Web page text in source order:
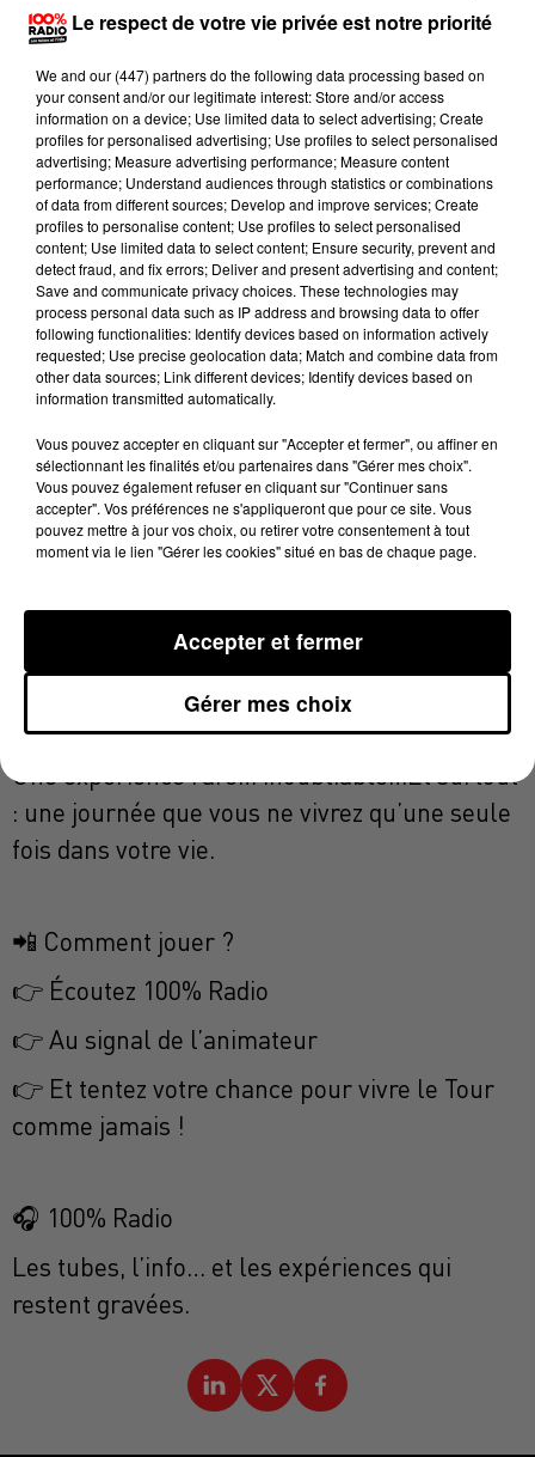
📍 Sur l’étape Carcassonne → Foix
📅 Le mardi 7 juillet
🐔 Montez à bord d’un char cocotte LE
GAULOIS
Une expérience fun, festive et totalement
immersive…
🎉 Ambiance garantie tout au long du
parcours
🙌 Public en folie
🔥 Sensations uniques garanties
⭐ Accès VIP à l’arrivée
Et ce n’est pas tout…
Vivez l’arrivée des coureurs comme un
privilégié, avec un accès VIP pour assister à
l’un des moments les plus intenses du Tour.
💛 Une journée exceptionnelle
Une expérience rare… inoubliable…Et surtout
: une journée que vous ne vivrez qu’une seule
fois dans votre vie.
📲 Comment jouer ?
👉 Écoutez 100% Radio
👉 Au signal de l’animateur
👉 Et tentez votre chance pour vivre le Tour
comme jamais !
🎧 100% Radio
Les tubes, l’info… et les expériences qui
restent gravées.
Le respect de votre vie privée est notre priorité
We and our (447) partnersdo the following data processing based on
your consent and/or our legitimate interest: Store and/or access
information on a device; Use limited data to select advertising; Create
profiles for personalised advertising; Use profiles to select personalised
advertising; Measure advertising performance; Measure content
performance; Understand audiences through statistics or combinations
of data from different sources; Develop and improve services; Create
profiles to personalise content; Use profiles to select personalised
content; Use limited data to select content; Ensure security, prevent and
detect fraud, and fix errors; Deliver and present advertising and content;
Save and communicate privacy choices. These technologies may
process personal data such as IP address and browsing data to offer
following functionalities: Identify devices based on information actively
requested; Use precise geolocation data; Match and combine data from
other data sources; Link different devices; Identify devices based on
information transmitted automatically.
Vous pouvez accepter en cliquant sur "Accepter et fermer", ou affiner en
sélectionnant les finalités et/ou partenaires dans "Gérer mes choix".
Vous pouvez également refuser en cliquant sur "Continuer sans
accepter". Vos préférences ne s'appliqueront que pour ce site. Vous
pouvez mettre à jour vos choix, ou retirer votre consentement à tout
moment via le lien "Gérer les cookies" situé en bas de chaque page.
Gérer mes choix
Accepter et fermer